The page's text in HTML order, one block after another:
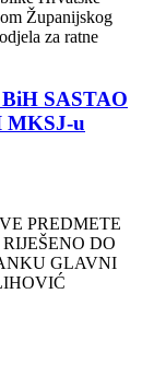
Županijskog
za ratne
SASTAO
MKSJ-u
PREDMETE
DO
GLAVNI